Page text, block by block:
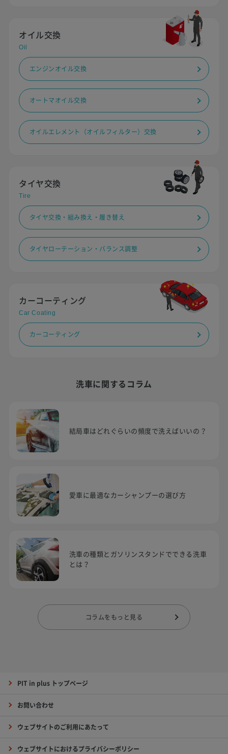
オイル交換
Oil
エンジンオイル交換
オートマオイル交換
オイルエレメント（オイルフィルター）交換
タイヤ交換
Tire
タイヤ交換・組み換え・履き替え
タイヤローテーション・バランス調整
カーコーティング
Car Coating
カーコーティング
洗車に関するコラム
結局車はどれぐらいの頻度で洗えばいいの？
愛車に最適なカーシャンプーの選び方
洗車の種類とガソリンスタンドでできる洗車
とは？
コラムをもっと見る
PIT in plus トップページ
お問い合わせ
ウェブサイトのご利用にあたって
ウェブサイトにおけるプライバシーポリシー